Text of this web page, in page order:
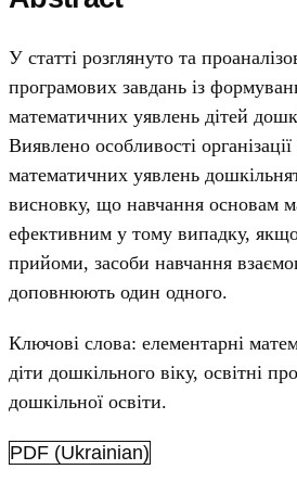
У статті розглянуто та
програмових завдань із
математичних уявлень дітей
Виявлено особливості
математичних уявлень
висновку, що навчання основам
ефективним у тому випадку,
прийоми, засоби навчання
доповнюють один одного.
Ключові слова: елементарні
діти дошкільного віку, освітні
дошкільної освіти.
PDF (Ukrainian)